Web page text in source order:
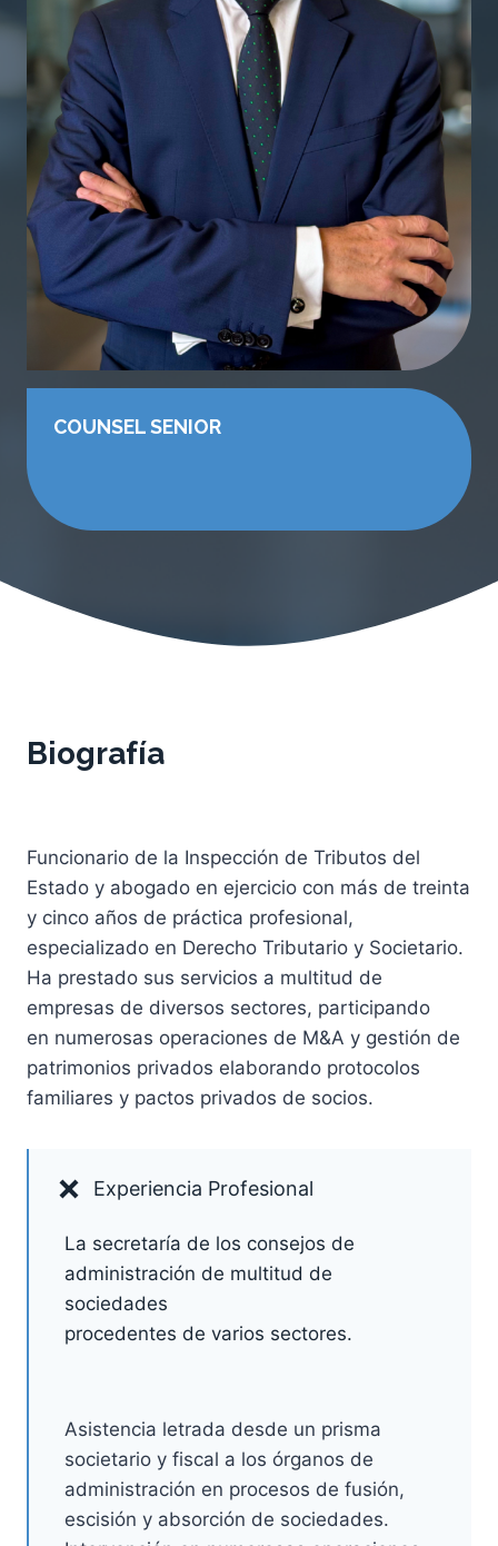
COUNSEL SENIOR
Biografía
Funcionario de la Inspección de Tributos del
Estado y abogado en ejercicio con más de treinta
y cinco años de práctica profesional,
especializado en Derecho Tributario y Societario.
Ha prestado sus servicios a multitud de
empresas de diversos sectores, participando
en numerosas operaciones de M&A y gestión de
patrimonios privados elaborando protocolos
familiares y pactos privados de socios.
Experiencia Profesional
La secretaría de los consejos de
administración de multitud de
sociedades
procedentes de varios sectores.
Asistencia letrada desde un prisma
societario y fiscal a los órganos de
administración en procesos de fusión,
escisión y absorción de sociedades.